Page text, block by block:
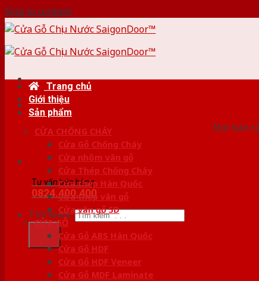
Skip to content
Nơi bán
Tư vấn bán hàng
0824.400.400
Tìm kiếm:
Trang chủ
Giới thiệu
Sản phẩm
CỬA CHỐNG CHÁY
Cửa Gỗ Chống Cháy
Cửa nhôm vân gỗ
Cửa Thép Chống Cháy
Cửa thép Hàn Quốc
Cửa thép vân gỗ
Cửa vân gỗ 5D
CỬA GỖ
Cửa Gỗ ABS Hàn Quốc
Cửa Gỗ HDF
Cửa Gỗ HDF Veneer
Cửa Gỗ MDF Laminate